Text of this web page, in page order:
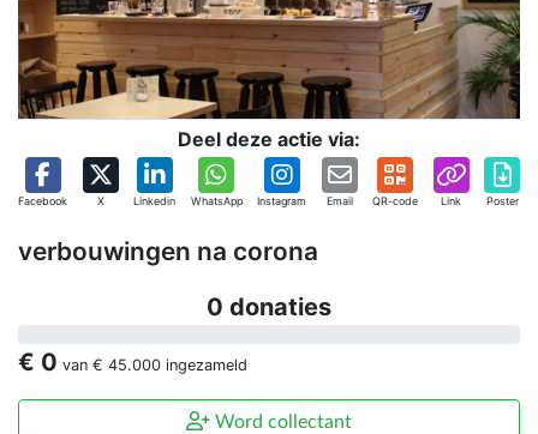
Deel deze actie via:
Facebook X Linkedin WhatsApp Instagram Email QR-code Link Poster
verbouwingen na corona
0 donaties
€ 0 van € 45.000 ingezameld
Word collectant